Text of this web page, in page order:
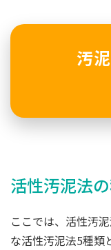
汚
活性汚泥法
ここでは、活性汚
な活性汚泥法5種類